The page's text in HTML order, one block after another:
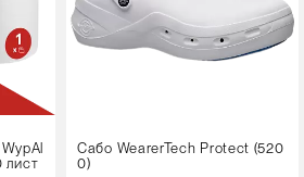
лист
Сабо WearerTech Protect (520
0)